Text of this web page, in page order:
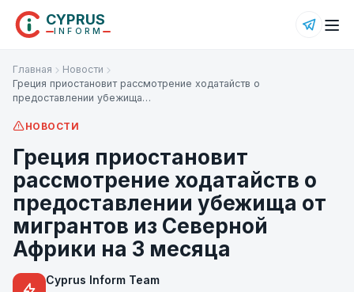
CYPRUS
INFORM
Главная
Новости
Греция приостановит рассмотрение ходатайств о
предоставлении убежища…
НОВОСТИ
Греция приостановит
рассмотрение ходатайств о
предоставлении убежища от
мигрантов из Северной
Африки на 3 месяца
Cyprus Inform Team